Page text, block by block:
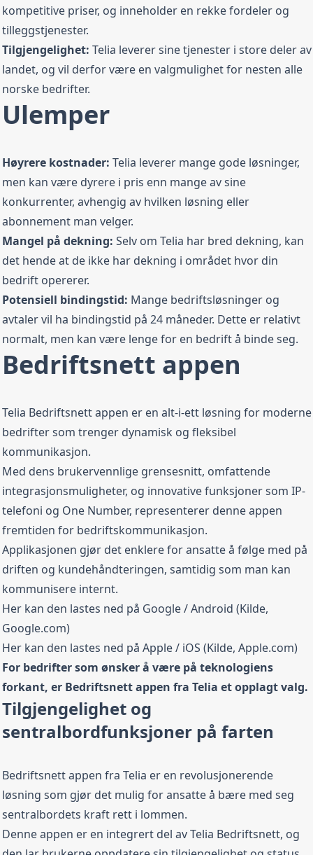
kompetitive priser, og inneholder en rekke fordeler og
tilleggstjenester.
Tilgjengelighet: Telia leverer sine tjenester i store deler av
landet, og vil derfor være en valgmulighet for nesten alle
norske bedrifter.
Ulemper
Høyrere kostnader: Telia leverer mange gode løsninger,
men kan være dyrere i pris enn mange av sine
konkurrenter, avhengig av hvilken løsning eller
abonnement man velger.
Mangel på dekning: Selv om Telia har bred dekning, kan
det hende at de ikke har dekning i området hvor din
bedrift opererer.
Potensiell bindingstid: Mange bedriftsløsninger og
avtaler vil ha bindingstid på 24 måneder. Dette er relativt
normalt, men kan være lenge for en bedrift å binde seg.
Bedriftsnett appen
Telia Bedriftsnett appen er en alt-i-ett løsning for moderne
bedrifter som trenger dynamisk og fleksibel
kommunikasjon.
Med dens brukervennlige grensesnitt, omfattende
integrasjonsmuligheter, og innovative funksjoner som IP-
telefoni og One Number, representerer denne appen
fremtiden for bedriftskommunikasjon.
Applikasjonen gjør det enklere for ansatte å følge med på
driften og kundehåndteringen, samtidig som man kan
kommunisere internt.
Her kan den lastes ned på Google / Android (Kilde,
Google.com)
Her kan den lastes ned på Apple / iOS (Kilde, Apple.com)
For bedrifter som ønsker å være på teknologiens
forkant, er Bedriftsnett appen fra Telia et opplagt valg.
Tilgjengelighet og
sentralbordfunksjoner på farten
Bedriftsnett appen fra Telia er en revolusjonerende
løsning som gjør det mulig for ansatte å bære med seg
sentralbordets kraft rett i lommen.
Denne appen er en integrert del av Telia Bedriftsnett, og